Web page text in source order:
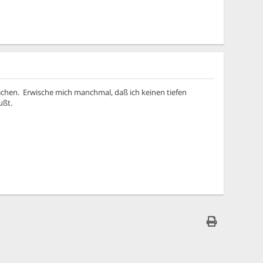
Erwische mich manchmal, daß ich keinen tiefen